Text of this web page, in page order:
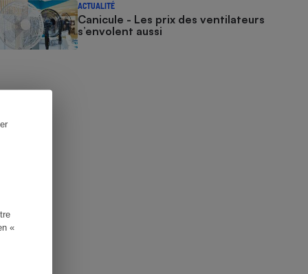
«
ACTUALITÉ
Canicule - Les prix des ventilateurs
s’envolent aussi